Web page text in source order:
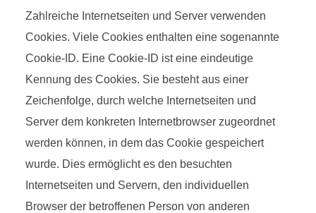
Zahlreiche Internetseiten und Server verwenden
Cookies. Viele Cookies enthalten eine sogenannte
Cookie-ID. Eine Cookie-ID ist eine eindeutige
Kennung des Cookies. Sie besteht aus einer
Zeichenfolge, durch welche Internetseiten und
Server dem konkreten Internetbrowser zugeordnet
werden können, in dem das Cookie gespeichert
wurde. Dies ermöglicht es den besuchten
Internetseiten und Servern, den individuellen
Browser der betroffenen Person von anderen